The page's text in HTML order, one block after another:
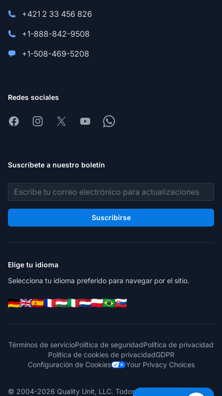
+421 2 33 456 826
+1-888-842-9508
+1-508-469-5208
Redes sociales
FacebookInstagram
X YoutubeWhatsapp
Suscríbete a nuestro boletín
Dirección de correo electrónico
Suscribirse
Elige tu idioma
Selecciona tu idioma preferido para navegar por el sitio.
Términos de servicioPolítica de seguridadPolítica de privacidad
Política de cookies de privacidadGDPR
Configuración de Cookies
Your Privacy Choices
© 2004-2026 Quality Unit, LLC. Todos los derechos